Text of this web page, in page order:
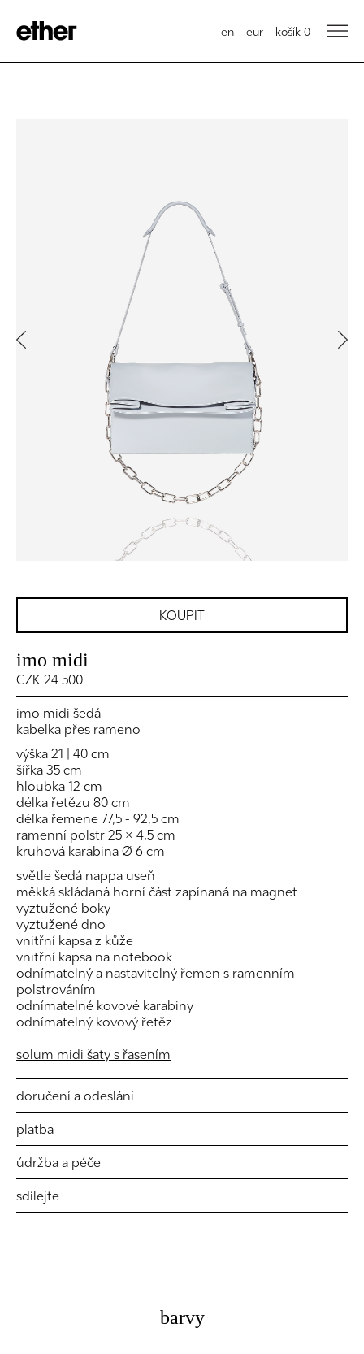
en eur košík 0
Previous
KOUPIT
imo midi
CZK 24 500
imo midi šedá
kabelka přes rameno
výška 21 | 40 cm
šířka 35 cm
hloubka 12 cm
délka řetězu 80 cm
délka řemene 77,5 - 92,5 cm
ramenní polstr 25 × 4,5 cm
kruhová karabina Ø 6 cm
světle šedá nappa useň
měkká skládaná horní část zapínaná na magnet
vyztužené boky
vyztužené dno
vnitřní kapsa z kůže
vnitřní kapsa na notebook
odnímatelný a nastavitelný řemen s ramenním
polstrováním
odnímatelné kovové karabiny
odnímatelný kovový řetěz
solum midi šaty s řasením
doručení a odeslání
platba
údržba a péče
sdílejte
barvy